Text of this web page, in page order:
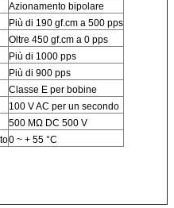
Azionamento bipolare
Più di 190 gf.cm a 500 pps
Oltre 450 gf.cm a 0 pps
Più di 1000 pps
Più di 900 pps
Classe E per bobine
100 V AC per un secondo
500 MΩ DC 500 V
0 ~ + 55 °C